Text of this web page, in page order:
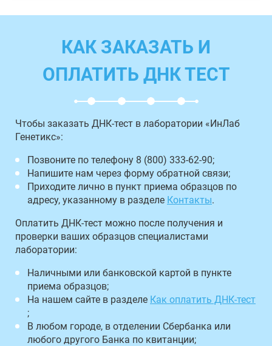
КАК ЗАКАЗАТЬ И
ОПЛАТИТЬ ДНК ТЕСТ
Чтобы заказать ДНК-тест в лаборатории «ИнЛаб
Генетикс»:
Позвоните по телефону 8 (800) 333-62-90;
Напишите нам через форму обратной связи;
Приходите лично в пункт приема образцов по
адресу, указанному в разделе Контакты.
Оплатить ДНК-тест можно после получения и
проверки ваших образцов специалистами
лаборатории:
Наличными или банковской картой в пункте
приема образцов;
На нашем сайте в разделе Как оплатить ДНК-тест
;
В любом городе, в отделении Сбербанка или
любого другого Банка по квитанции;